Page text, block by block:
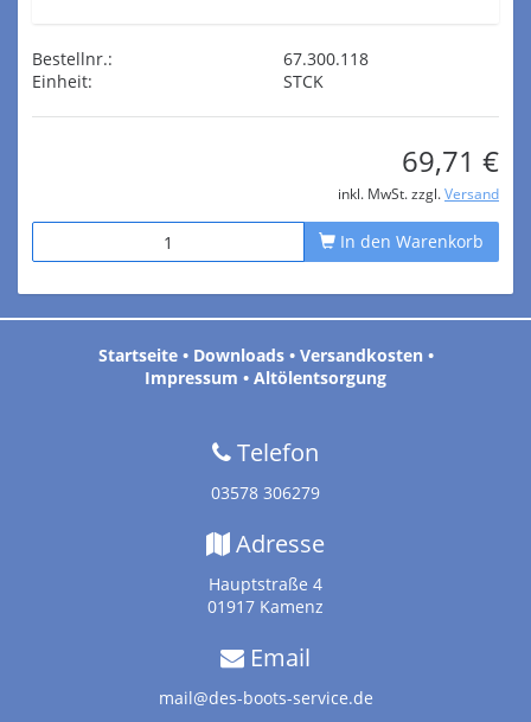
Bestellnr.:
67.300.118
Einheit:
STCK
69,71 €
inkl. MwSt. zzgl. Versand
In den Warenkorb
Startseite• Downloads• Versandkosten•
Impressum • Altölentsorgung
Telefon
03578 306279
Adresse
Hauptstraße 4
01917 Kamenz
Email
mail@des-boots-service.de